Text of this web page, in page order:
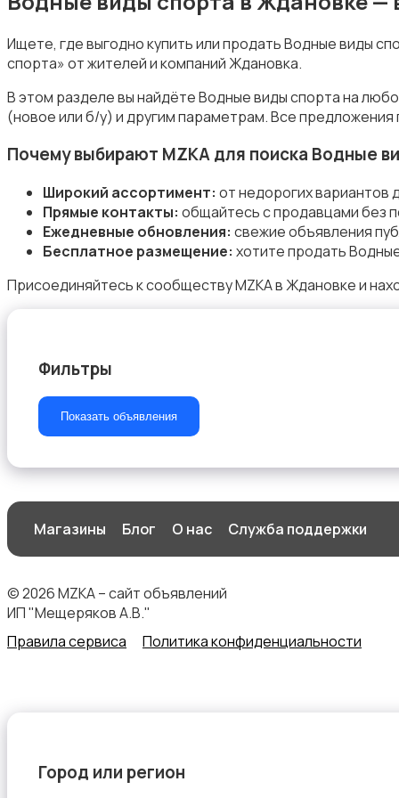
Зимние виды спорта
Игры с мячом
Туризм и отдых на природе
Теннис, бадминтон, дартс
Ищете, где выгодно купить или продать Водные виды
спорта» от жителей и компаний Ждановка.
В этом разделе вы найдёте Водные виды спорта на
(новое или б/у) и другим параметрам. Все
Почему выбирают MZKA для поиска Водные
Широкий ассортимент: от недорогих
Прямые контакты: общайтесь с продавцами без
Ежедневные обновления: свежие объявления
Бесплатное размещение: хотите продать
Присоединяйтесь к сообществу MZKA в Ждановке и
Фильтры
Показать объявления
Магазины Блог О нас Служба поддержки
© 2026 MZKA – сайт объявлений
ИП "Мещеряков А.В."
Правила сервиса
Политика конфиденциальности
Город или регион